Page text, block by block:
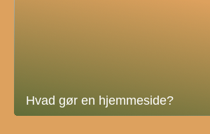
Hvad gør en hjemmeside?